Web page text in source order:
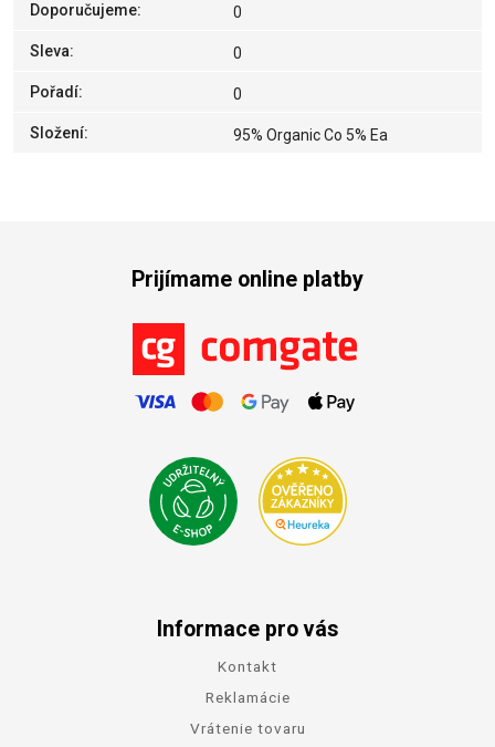
Doporučujeme: 0
Sleva: 0
Pořadí: 0
Složení: 95% Organic Co 5% Ea
Prijímame online platby
Informace pro vás
Kontakt
Reklamácie
Vrátenie tovaru